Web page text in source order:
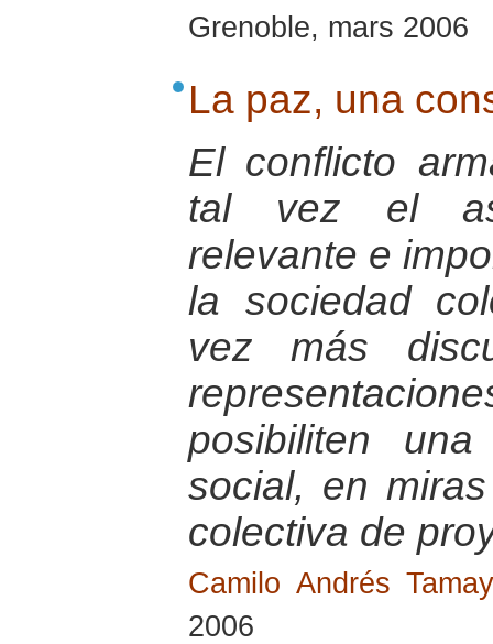
Grenoble, mars 2006
La paz, una
El conflicto
tal vez el
relevante e
la sociedad
vez más
posibiliten
social, en
colectiva de
Camilo Andrés
2006